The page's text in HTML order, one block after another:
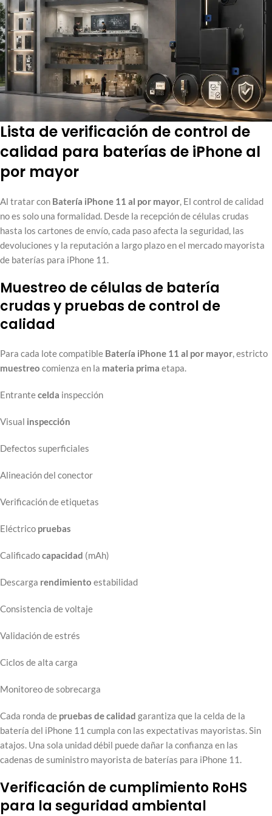
Lista de verificación de control de
calidad para baterías de iPhone al
por mayor
Al tratar con Batería iPhone 11 al por mayor, El control de calidad
no es solo una formalidad. Desde la recepción de células crudas
hasta los cartones de envío, cada paso afecta la seguridad, las
devoluciones y la reputación a largo plazo en el mercado mayorista
de baterías para iPhone 11.
Muestreo de células de batería
crudas y pruebas de control de
calidad
Para cada lote compatible Batería iPhone 11 al por mayor, estricto
muestreo comienza en la materia prima etapa.
Entrantecelda inspección
Visual inspección
Defectos superficiales
Alineación del conector
Verificación de etiquetas
Eléctrico pruebas
Calificadocapacidad (mAh)
Descarga rendimiento estabilidad
Consistencia de voltaje
Validación de estrés
Ciclos de alta carga
Monitoreo de sobrecarga
Cada ronda de pruebas de calidad garantiza que la celda de la
batería del iPhone 11 cumpla con las expectativas mayoristas. Sin
atajos. Una sola unidad débil puede dañar la confianza en las
cadenas de suministro mayorista de baterías para iPhone 11.
Verificación de cumplimiento RoHS
para la seguridad ambiental